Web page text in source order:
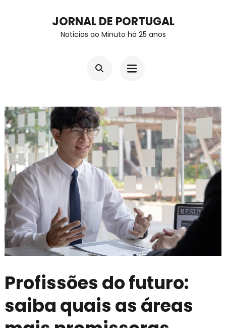
JORNAL DE PORTUGAL
Noticias ao Minuto há 25 anos
Profissões do futuro:
saiba quais as áreas